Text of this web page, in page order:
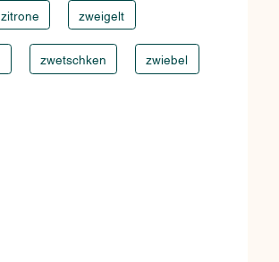
zitrone zweigelt
zwetschken zwiebel